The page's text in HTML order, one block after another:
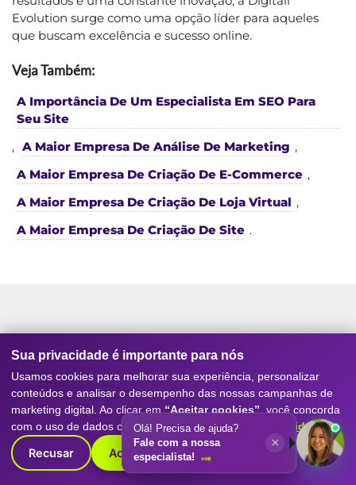
Evolution surge como uma opção líder para aqueles
que buscam excelência e sucesso online.
Veja Também:
A Importância De Um Especialista Em SEO Para
Seu Site
, A Maior Empresa De Análise De Marketing ,
A Maior Empresa De Criação De E-Commerce ,
A Maior Empresa De Criação De Loja Virtual ,
A Maior Empresa De Criação De Site .
Serviços da nossaAgência de
Marketing Digitale SEO
Conheça os principais serviços que tornam aDigitall
Evolution referência como agência de marketing
digital, SEO, posicionamento no Google, geração de
leads e resultados reais para empresas de todos os
Sua privacidade é importante para nós
Usamos cookies para melhorar sua experiência, personalizar
conteúdos e analisar o desempenho das nossas campanhas de
marketing digital. Ao clicar em “Aceitar cookies” , você concorda
com o uso de dados conforme nossaPolítica de Privacidade.
Recusar Aceitar cookies
Olá! Precisa de ajuda?
Fale com a nossa
especialista!
×